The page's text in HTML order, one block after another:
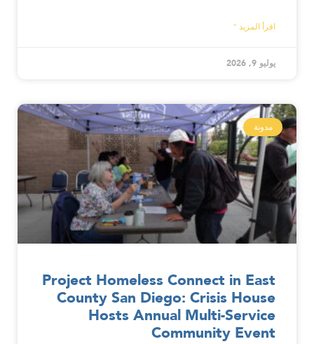
اقرأ المزيد "
يوليو 9, 2026
مدونة
Project Homeless Connect in East
County San Diego: Crisis House
Hosts Annual Multi-Service
Community Event